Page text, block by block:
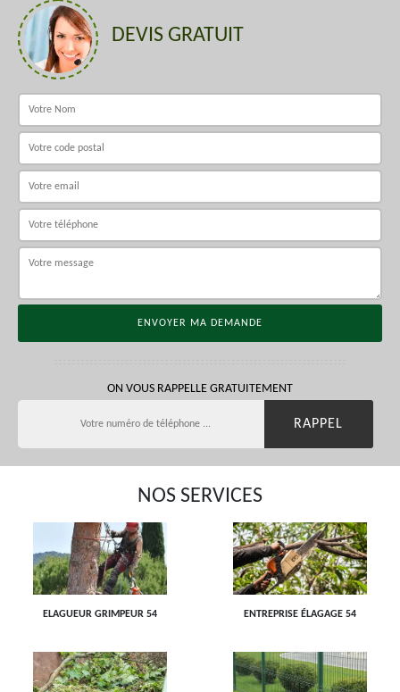
DEVIS GRATUIT
ON VOUS RAPPELLE GRATUITEMENT
NOS SERVICES
ELAGUEUR GRIMPEUR 54 ENTREPRISE ÉLAGAGE 54